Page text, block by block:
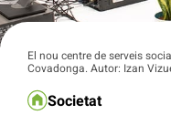
El nou centre de serveis
Covadonga. Autor: Izan
Societat